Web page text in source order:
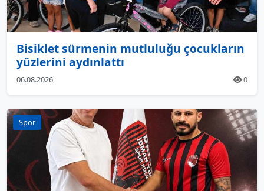
Bisiklet sürmenin mutluluğu çocukların
yüzlerini aydınlattı
06.08.2026 0
Spor